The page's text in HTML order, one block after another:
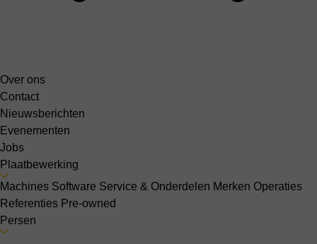
Over ons
Contact
Nieuwsberichten
Evenementen
Jobs
Plaatbewerking
Machines Software Service & Onderdelen Merken Operaties
Referenties Pre-owned
Persen